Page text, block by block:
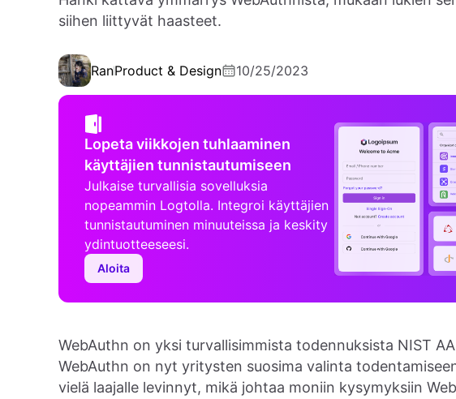
siihen liittyvät haasteet.
RanProduct & Design 10/25/2023
Lopeta viikkojen tuhlaaminen
käyttäjien tunnistautumiseen
Julkaise turvallisia sovelluksia
nopeammin Logtolla. Integroi käyttäjien
tunnistautuminen minuuteissa ja keskity
ydintuotteeseesi.
Aloita
WebAuthn on yksi turvallisimmista todennuksista NIST
WebAuthn on nyt yritysten suosima valinta
vielä laajalle levinnyt, mikä johtaa moniin kysymyksiin